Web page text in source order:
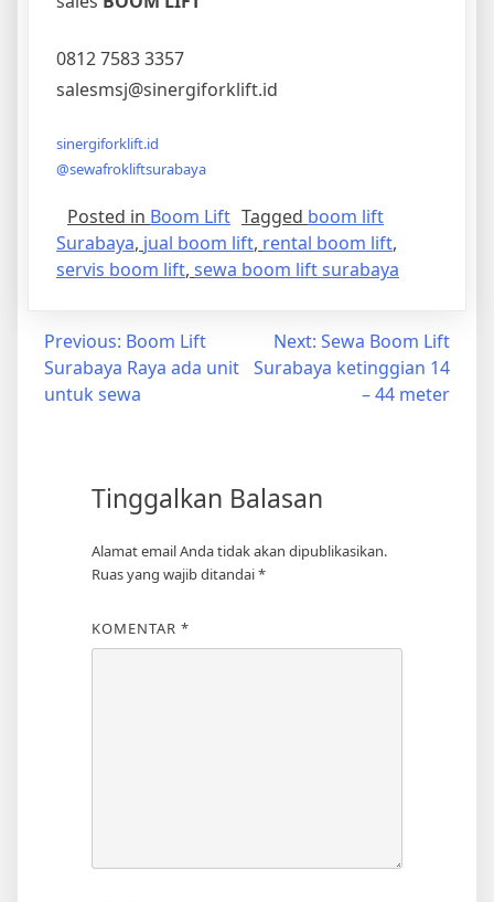
0812 7583 3357
salesmsj@sinergiforklift.id
sinergiforklift.id
@sewafrokliftsurabaya
Posted in Boom Lift Tagged boom lift
Surabaya, jual boom lift, rental boom lift,
servis boom lift, sewa boom lift surabaya
Navigasi
pos
Previous: Boom Lift
Surabaya Raya ada unit
untuk sewa
Next: Sewa Boom Lift
Surabaya ketinggian 14
– 44 meter
Tinggalkan Balasan
Alamat email Anda tidak akan dipublikasikan.
Ruas yang wajib ditandai*
KOMENTAR *